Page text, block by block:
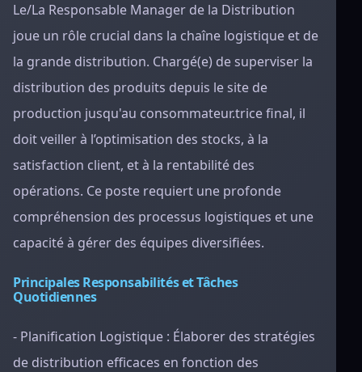
Le/La Responsable Manager de la Distribution
joue un rôle crucial dans la chaîne logistique et de
la grande distribution. Chargé(e) de superviser la
distribution des produits depuis le site de
production jusqu'au consommateur.trice final, il
doit veiller à l’optimisation des stocks, à la
satisfaction client, et à la rentabilité des
opérations. Ce poste requiert une profonde
compréhension des processus logistiques et une
capacité à gérer des équipes diversifiées.
Principales Responsabilités et Tâches
Quotidiennes
- Planification Logistique : Élaborer des stratégies
de distribution efficaces en fonction des